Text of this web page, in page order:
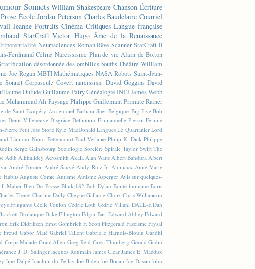
Sonnets William Shakespeare Chanson Écriture
Prose École Jordan Peterson Charles Baudelaire Courriel
Jeanne Portraits Cinéma Critiques Langue française
StarCraft Victor Hugo Âme de la Renaissance
Neurosciences Roman Rêve Scanner StarCraft II
Ferdinand Céline Narcissisme Plan de vie Alain de Botton
désordonnée des ombilics bouffis Théâtre William
Joe Rogan MBTI Mathématiques NASA Robots Saint-Jean-
Sonnet Corpuscule Covert narcissism David Goggins David
Dulude Guillaume PatryGénéalogie INFJJames Webb
Muhammad Ali Paysage Philippe Guillemant Primate Rainer
de Saint-Exupéry Arc-en-ciel Barbara Sher Belgique Big Five Bob
Denis Villeneuve Disgrâce Définition Emmanuelle Pierrot Femme
Pierre Petit Joss Stone Kyle MacDonald Langues Le Quartanier Lord
L'amour Nuno Bettencourt Paul Verlaine Philip K. Dick Philippe
Serge Gainsbourg Sociologie Sorcière Spirale Taylor Swift The
Adib Alkhalidey Aerosmith Akala Alan Watts Albert Bandura Albert
André Forcier André Sauvé Andy Ruiz Jr. Animaux Anne-Marie
Habits Auguste Comte Autisme Autisme Asperger Avis sur quelques-
Maher Bleu De Prusse Blink-182 Bob Dylan Bonté humaine Boris
Trenet Charline Dally Cheyne Gallarde Choix Chris Williamson
Fringants Cécile Coulon Cédric Loth Cédric Villani DALL-E Dan
Drolatique Duke Ellington Edgar Bori Edward Abbey Edward
Erik Didriksen Ernst Gombrich F. Scott Fitzgerald Fascisme Faysal
Freud Gabor Maté Gabriel Tallent Gabrielle Harnois-Blouin Gandhi
Corps Malade Grant Allen Greg Reid Greta Thunberg Gérald Godin
J. D. Salinger Jacques Roumain James Clear James E. Maddux
Jipé Dalpé Joachim du Bellay Joe Biden Joe Bocan Joe Dassin John